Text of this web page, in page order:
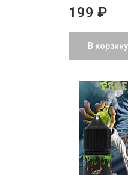
199 ₽
В корзину